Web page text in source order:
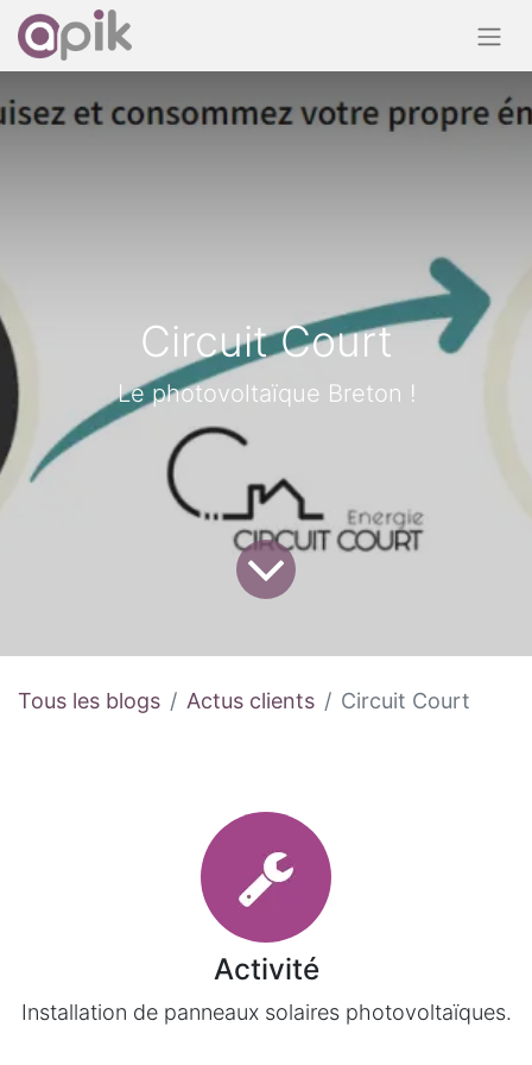
Circuit Court
Le photovoltaïque Breton !
Tous les blogs Actus clients Circuit Court
Activité
Installation de panneaux solaires photovoltaïques.